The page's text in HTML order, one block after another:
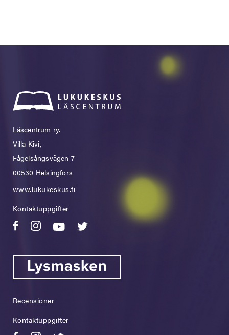
Läscentrum ry.
Villa Kivi,
Fågelsångsvägen 7
00530 Helsingfors
www.lukukeskus.fi
Kontaktuppgifter
Recensioner
Kontaktuppgifter